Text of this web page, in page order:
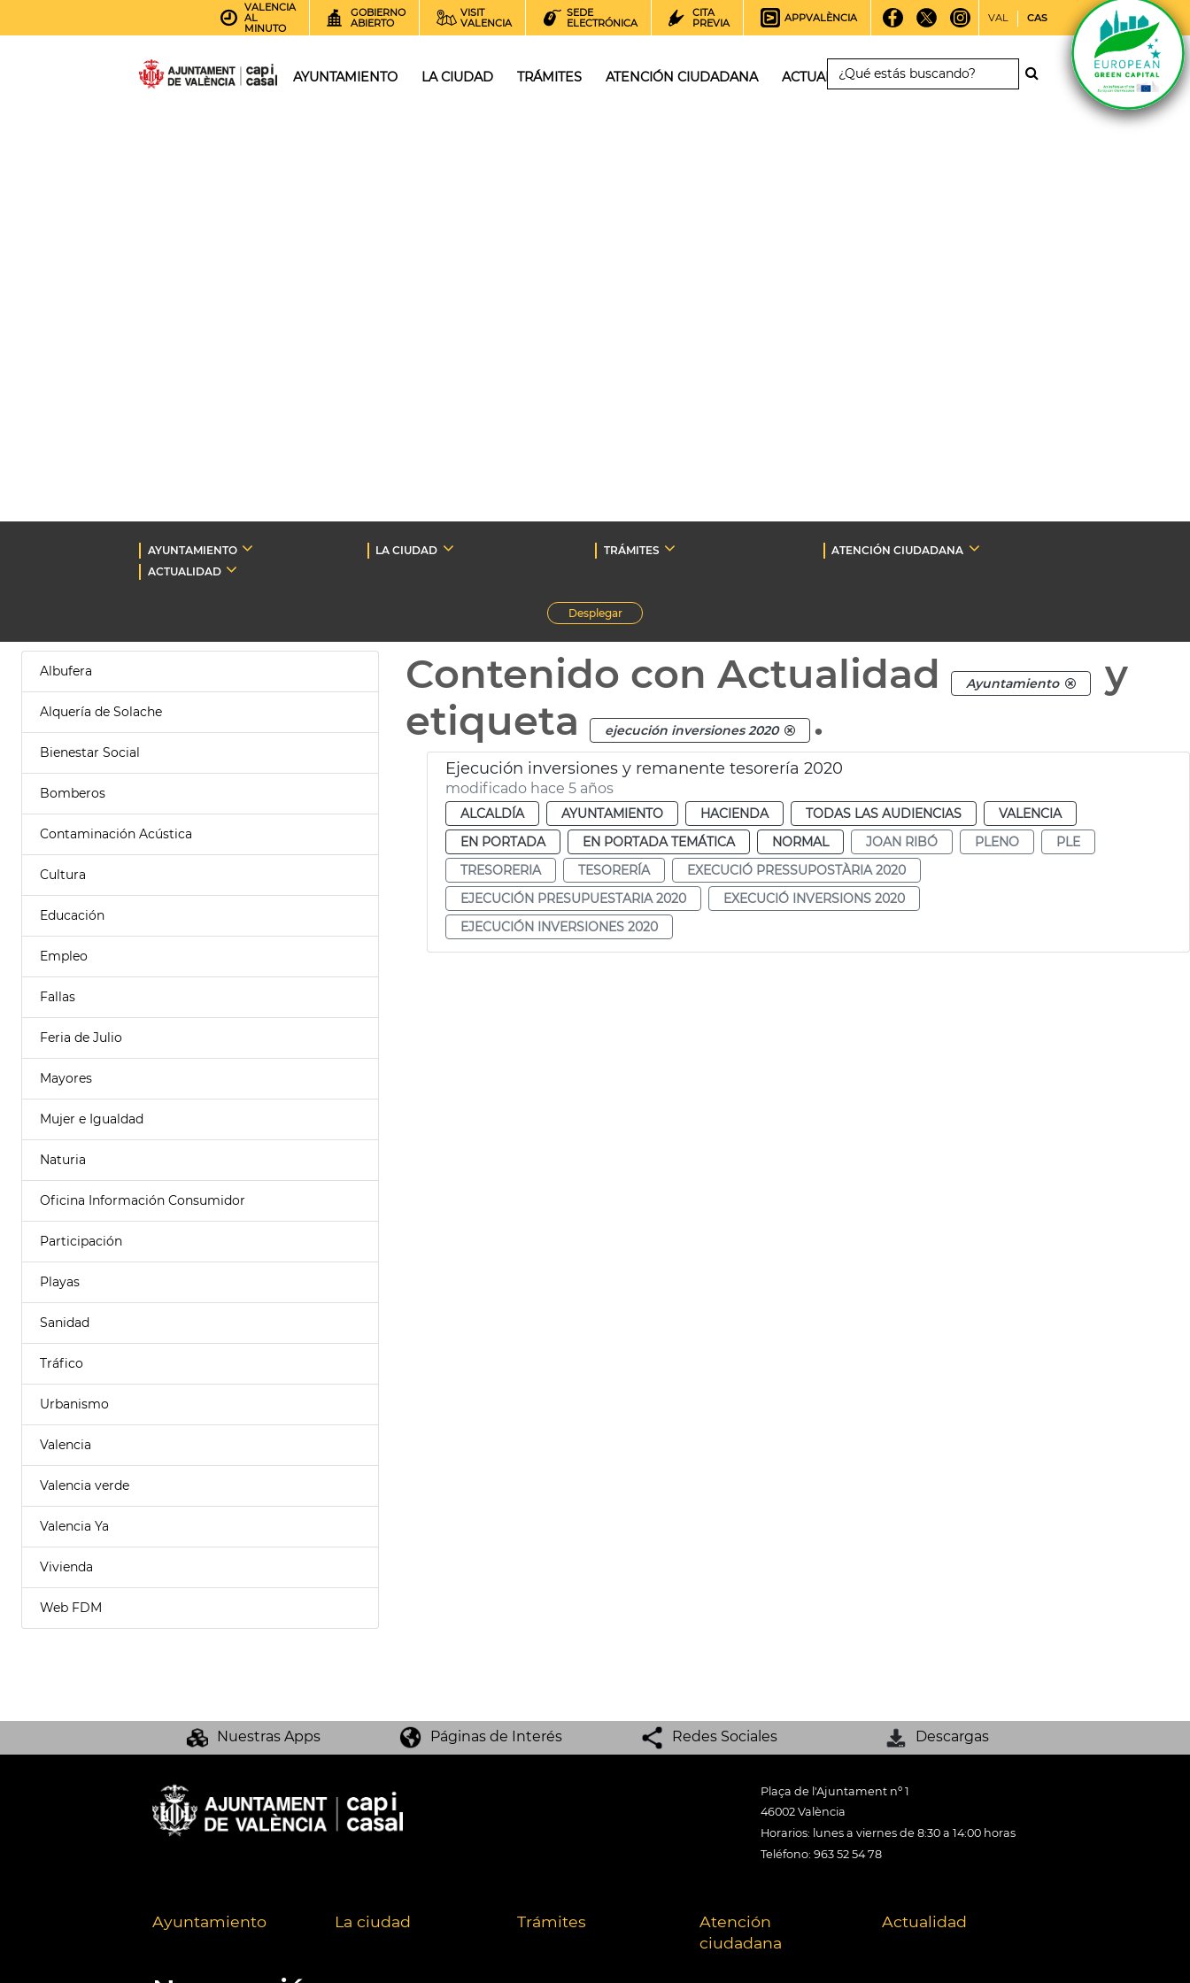
VALENCIA
AL
MINUTO
GOBIERNO
ABIERTO
VISIT
VALENCIA
SEDE
ELECTRÓNICA
CITA
PREVIA
APPVALÈNCIA VAL CAS
AYUNTAMIENTO LA CIUDAD TRÁMITES ATENCIÓN CIUDADANA ACTUALIDAD
AYUNTAMIENTO LA CIUDAD TRÁMITES
ATENCIÓN CIUDADANA
ACTUALIDAD
Desplegar
Albufera
Alquería de Solache
Bienestar Social
Bomberos
Contaminación Acústica
Cultura
Educación
Empleo
Fallas
Feria de Julio
Mayores
Mujer e Igualdad
Naturia
Oficina Información Consumidor
Participación
Playas
Sanidad
Tráfico
Urbanismo
Valencia
Valencia verde
Valencia Ya
Vivienda
Web FDM
Contenido con Actualidad Ayuntamiento
y
etiqueta
ejecución inversiones 2020 .
Ejecución inversiones y remanente tesorería 2020
modificado hace 5 años
ALCALDÍA AYUNTAMIENTO HACIENDA TODAS LAS AUDIENCIAS
VALENCIA
EN PORTADA
EN PORTADA TEMÁTICA NORMAL JOAN RIBÓ PLENO
PLE
TRESORERIA
TESORERÍA
EXECUCIÓ PRESSUPOSTÀRIA 2020
EJECUCIÓN PRESUPUESTARIA 2020
EXECUCIÓ INVERSIONS 2020
EJECUCIÓN INVERSIONES 2020
Nuestras Apps Páginas de Interés Redes Sociales Descargas
Plaça de l'Ajuntament nº 1
46002 València
Horarios: lunes a viernes de 8:30 a 14:00 horas
Teléfono: 963 52 54 78
Ayuntamiento La ciudad Trámites
Atención
ciudadana
Actualidad